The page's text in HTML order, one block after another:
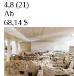
4,8 (21)
Ab
68,14 $